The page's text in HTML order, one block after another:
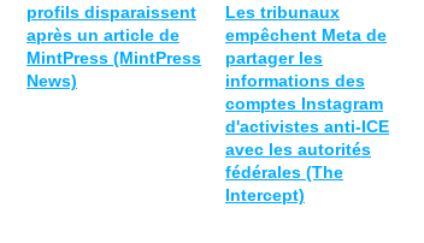
profils disparaissent
après un article de
MintPress (MintPress
News)
Les tribunaux
empêchent Meta de
partager les
informations des
comptes Instagram
d'activistes anti-ICE
avec les autorités
fédérales (The
Intercept)